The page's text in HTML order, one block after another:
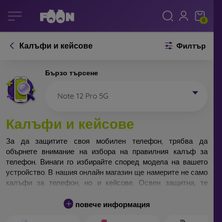
0
Калъфи и кейсове Филтър
Бързо търсене
Note 12 Pro 5G
Калъфи и кейсове
За да защитите своя мобилен телефон, трябва да
обърнете внимание на избора на правилния калъф за
телефон. Винаги го избирайте според модела на вашето
устройство. В нашия онлайн магазин ще намерите не само
калъфи за телефон, но и кейсове. Освен защитна, те
Кейса за телефон може да бъде наречен и заден капак.
повече информация